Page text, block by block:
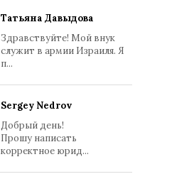
Татьяна Давыдова
Здравствуйте! Мой внук
служит в армии Израиля. Я
п...
Sergey Nedrov
Добрый день!
Прошу написать
корректное юрид...